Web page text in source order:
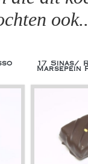
ook..
17 Sinas/
Marsepein